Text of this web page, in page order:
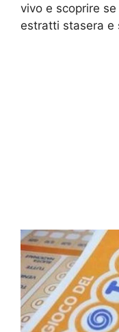
vivo e scoprire
estratti stasera e